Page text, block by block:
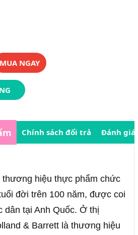
MUA NGAY
Chính sách đổi trả Đánh giá
thương hiệu thực phẩm chức
đời trên 100 năm, được coi
dân tại Anh Quốc. Ở thị
& Barrett là thương hiệu